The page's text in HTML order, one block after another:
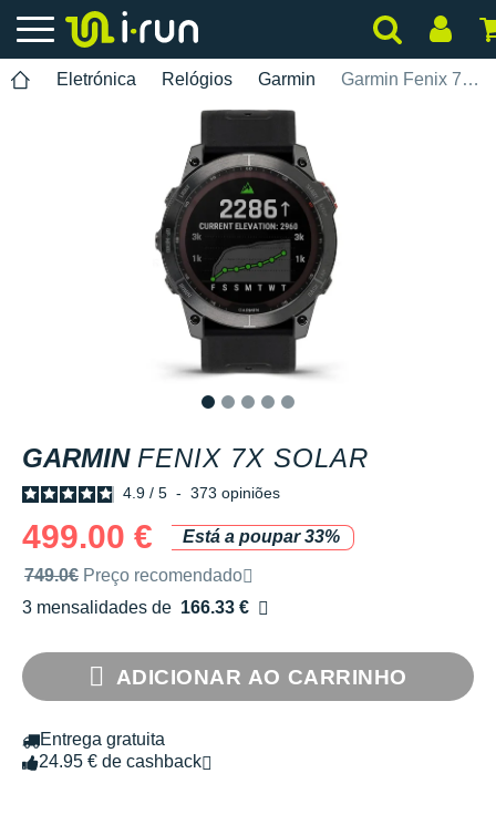
Eletrónica Relógios Garmin Garmin Fenix 7X Solar
GARMIN FENIX 7X SOLAR
4.9 / 5 - 373 opiniões
499.00 €
Está a poupar 33%
Preço de venda recomendado pela marca
749.0€ Preço recomendado
3 mensalidades de 166.33 €
sem custos
ADICIONAR AO CARRINHO
Entrega gratuita
24.95 € de cashback